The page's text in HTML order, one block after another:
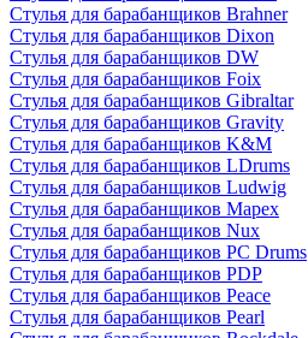
Стулья для барабанщиков Brahner
Стулья для барабанщиков Dixon
Стулья для барабанщиков DW
Стулья для барабанщиков Foix
Стулья для барабанщиков Gibraltar
Стулья для барабанщиков Gravity
Стулья для барабанщиков K&M
Стулья для барабанщиков LDrums
Стулья для барабанщиков Ludwig
Стулья для барабанщиков Mapex
Стулья для барабанщиков Nux
Стулья для барабанщиков PC Drums
Стулья для барабанщиков PDP
Стулья для барабанщиков Peace
Стулья для барабанщиков Pearl